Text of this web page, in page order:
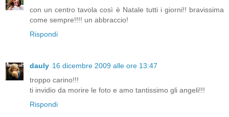
con un centro tavola così è Natale tutti i giorni!! bravissima
come sempre!!!! un abbraccio!
Rispondi
dauly 16 dicembre 2009 alle ore 13:47
troppo carino!!!
ti invidio da morire le foto e amo tantissimo gli angeli!!!
Rispondi